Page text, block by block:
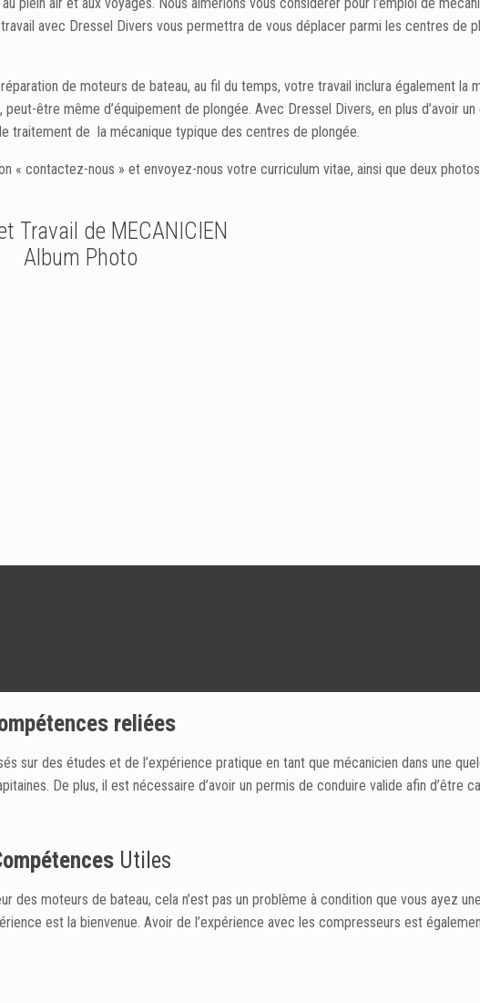
avec Dressel Divers vous permettra de vous déplacer parmi les centres de
de moteurs de bateau, au fil du temps, votre travail inclura également la
être même d’équipement de plongée. Avec Dressel Divers, en plus d’avoir
traitement de la mécanique typique des centres de plongée.
« contactez-nous » et envoyez-nous votre curriculum vitae, ainsi que deux
Travail de MECANICIEN
Album Photo
reliées
sur des études et de l’expérience pratique en tant que mécanicien dans une
De plus, il est nécessaire d’avoir un permis de conduire valide afin d’être
Utiles
des moteurs de bateau, cela n’est pas un problème à condition que vous ayez
est la bienvenue. Avoir de l’expérience avec les compresseurs est